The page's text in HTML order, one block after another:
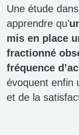
Une étude
apprendre qu’
mis en place
fractionné
fréquence
évoquent enfin
et de la